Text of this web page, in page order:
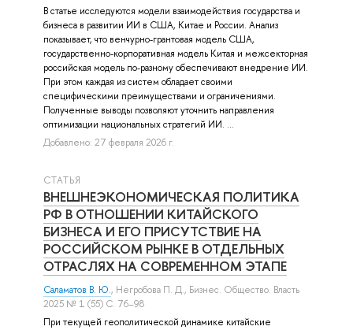
В статье исследуются модели взаимодействия государства и
бизнеса в развитии ИИ в США, Китае и России. Анализ
показывает, что венчурно-грантовая модель США,
государственно-корпоративная модель Китая и межсекторная
российская модель по-разному обеспечивают внедрение ИИ.
При этом каждая из систем обладает своими
специфическими преимуществами и ограничениями.
Полученные выводы позволяют уточнить направления
оптимизации национальных стратегий ИИ. ...
Добавлено: 27 февраля 2026 г.
СТАТЬЯ
ВНЕШНЕЭКОНОМИЧЕСКАЯ ПОЛИТИКА
РФ В ОТНОШЕНИИ КИТАЙСКОГО
БИЗНЕСА И ЕГО ПРИСУТСТВИЕ НА
РОССИЙСКОМ РЫНКЕ В ОТДЕЛЬНЫХ
ОТРАСЛЯХ НА СОВРЕМЕННОМ ЭТАПЕ
Саламатов В. Ю., Негробова П. Д., Бизнес. Общество. Власть
2025 № 1 (55) С. 76–98
При текущей геополитической динамике китайские